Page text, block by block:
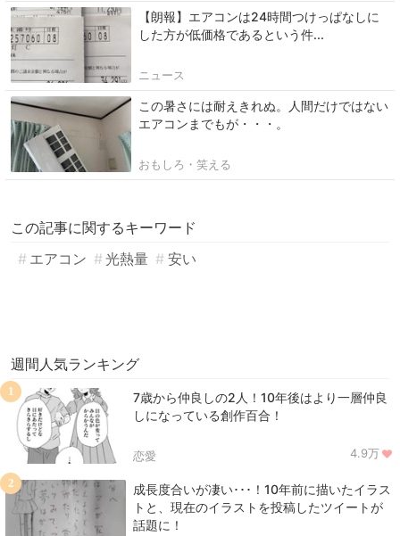
【朗報】エアコンは24時間つけっぱなしに
した方が低価格であるという件...
ニュース
この暑さには耐えきれぬ。人間だけではない
エアコンまでもが・・・。
おもしろ・笑える
この記事に関するキーワード
エアコン
光熱量 安い
週間人気ランキング
7歳から仲良しの2人！10年後はより一層仲良
しになっている創作百合！
恋愛 4.9万
1
成長度合いが凄い･･･！10年前に描いたイラス
トと、現在のイラストを投稿したツイートが
話題に！
2